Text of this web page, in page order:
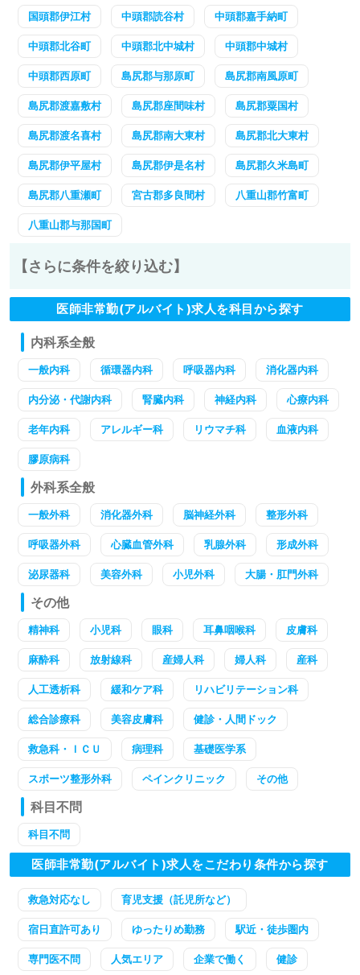
国頭郡伊江村 中頭郡読谷村 中頭郡嘉手納町
中頭郡北谷町 中頭郡北中城村 中頭郡中城村
中頭郡西原町 島尻郡与那原町 島尻郡南風原町
島尻郡渡嘉敷村 島尻郡座間味村 島尻郡粟国村
島尻郡渡名喜村 島尻郡南大東村 島尻郡北大東村
島尻郡伊平屋村 島尻郡伊是名村 島尻郡久米島町
島尻郡八重瀬町 宮古郡多良間村 八重山郡竹富町
八重山郡与那国町
【さらに条件を絞り込む】
医師非常勤(アルバイト)求人を科目から探す
内科系全般
一般内科 循環器内科 呼吸器内科 消化器内科
内分泌・代謝内科 腎臓内科 神経内科 心療内科
老年内科 アレルギー科 リウマチ科 血液内科
膠原病科
外科系全般
一般外科 消化器外科 脳神経外科 整形外科
呼吸器外科 心臓血管外科 乳腺外科 形成外科
泌尿器科 美容外科 小児外科 大腸・肛門外科
その他
精神科 小児科 眼科 耳鼻咽喉科 皮膚科
麻酔科 放射線科 産婦人科 婦人科 産科
人工透析科 緩和ケア科 リハビリテーション科
総合診療科 美容皮膚科 健診・人間ドック
救急科・ＩＣＵ 病理科 基礎医学系
スポーツ整形外科 ペインクリニック その他
科目不問
科目不問
医師非常勤(アルバイト)求人をこだわり条件から探す
救急対応なし 育児支援（託児所など）
宿日直許可あり ゆったりめ勤務 駅近・徒歩圏内
専門医不問 人気エリア 企業で働く 健診